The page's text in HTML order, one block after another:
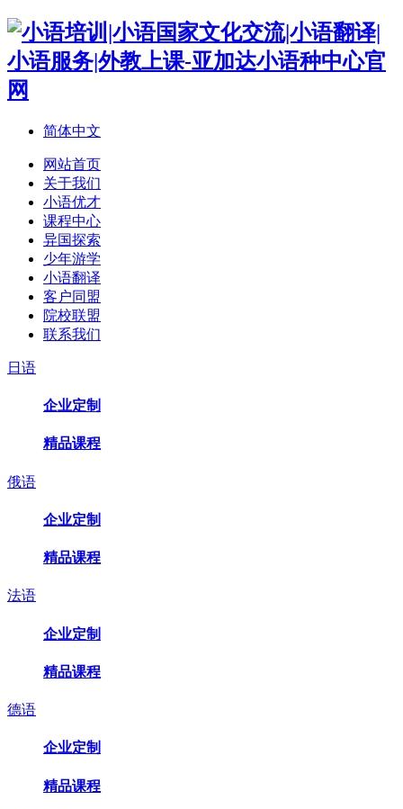
简体中文
网站首页
关于我们
小语优才
课程中心
异国探索
少年游学
小语翻译
客户同盟
院校联盟
联系我们
日语
企业定制
精品课程
俄语
企业定制
精品课程
法语
企业定制
精品课程
德语
企业定制
精品课程